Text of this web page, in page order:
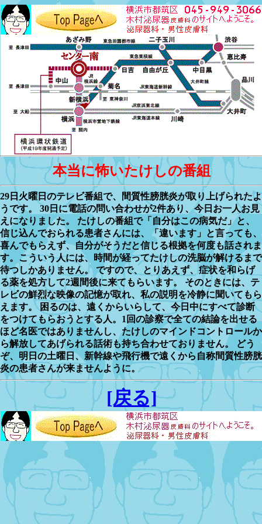
本当に怖いたけしの番組
29日火曜日のテレビ番組で、間質性膀胱炎が取り上げられたよ
うです。 30日に電話の問い合わせが2件あり、今日お一人お見
えになりました。 たけしの番組で「自分はこの病気だ」と、
信じ込んでおられる患者さんには、「違います」と言っても、
喜んでもらえず、自分がそうだと信じる根拠を何度も話されま
す。こういう人には、時間が経ってたけしの洗脳が解けるまで
待つしかありません。 ですので、とりあえず、症状を和らげ
る薬を処方して2週間後に来てもらいます。 そのときには、テ
レビの鮮烈な映像の記憶が取れ、私の説明を冷静に聞いてもら
えます。 困るのは、遠くからいらして、今日中にすべて診断
をつけてもらおうとする人。1回の診察で全ての結論を出せる
ほど名医ではありませんし、たけしのマインドコントロールか
ら解放してあげられる話術も持ち合わせておりません。 どう
ぞ、明日の土曜日、新幹線や飛行機で遠くから自称間質性膀胱
炎の患者さんが来ませんように。
[戻る]